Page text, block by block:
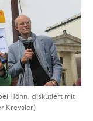
Höhn, diskutiert mit
Kreysler)